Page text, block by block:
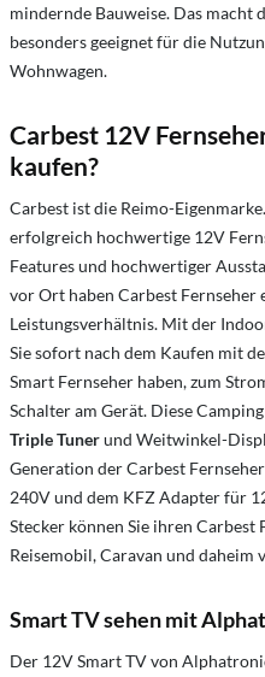
mindernde Bauweise. Das macht
besonders geeignet für die
Wohnwagen.
Carbest 12V
kaufen?
Carbest ist die Reimo-
erfolgreich hochwertige 12V
Features und hochwertiger
vor Ort haben Carbest Fernseher
Leistungsverhältnis. Mit der
Sie sofort nach dem Kaufen mit
Smart Fernseher haben, zum
Schalter am Gerät. Diese
Triple Tunerund Weitwinkel-
Generation der Carbest
240V und dem KFZ Adapter für
Stecker können Sie ihren Carbest
Reisemobil, Caravan und daheim
Smart TV sehen mit
Der 12V Smart TV von